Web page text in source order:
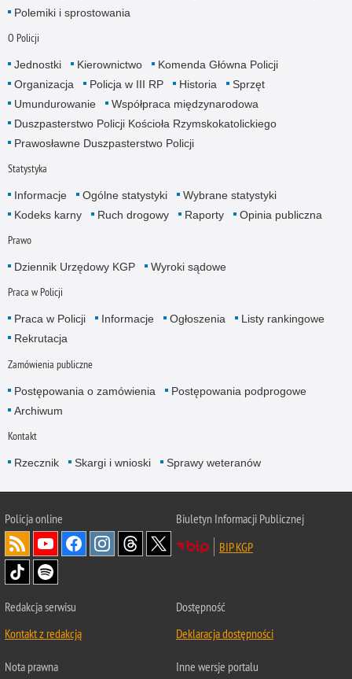
Polemiki i sprostowania
O Policji
Jednostki Kierownictwo
Komenda Główna Policji
Organizacja
Policja w III RP Historia
Sprzęt
Umundurowanie
Współpraca międzynarodowa
Duszpasterstwo Policji Kościoła Rzymskokatolickiego
Prawosławne Duszpasterstwo Policji
Statystyka
Informacje Ogólne statystyki
Wybrane statystyki
Kodeks karny
Ruch drogowy Raporty Opinia publiczna
Prawo
Dziennik Urzędowy KGP Wyroki sądowe
Praca w Policji
Praca w Policji Informacje Ogłoszenia
Listy rankingowe
Rekrutacja
Zamówienia publiczne
Postępowania o zamówienia
Postępowania podprogowe
Archiwum
Kontakt
Rzecznik Skargi i wnioski Sprawy weteranów
Policjaonline
Biuletyn Informacji Publicznej
BIP KGP
Redakcja serwisu
Kontakt z redakcją
Dostępność
Deklaracja dostępności
Nota prawna Inne wersje portalu